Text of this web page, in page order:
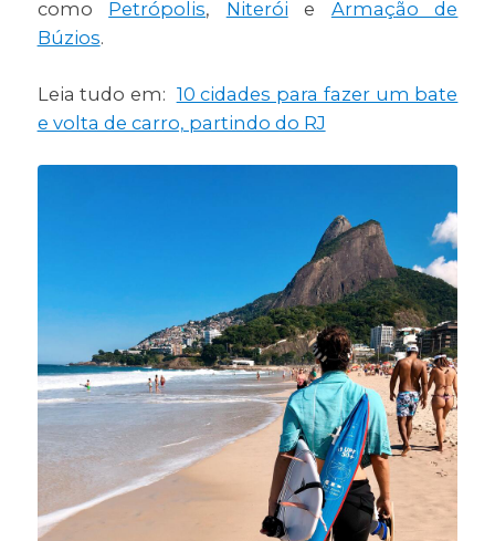
como Petrópolis, Niterói e Armação de
Búzios.
Leia tudo em: 10 cidades para fazer um bate
e volta de carro, partindo do RJ